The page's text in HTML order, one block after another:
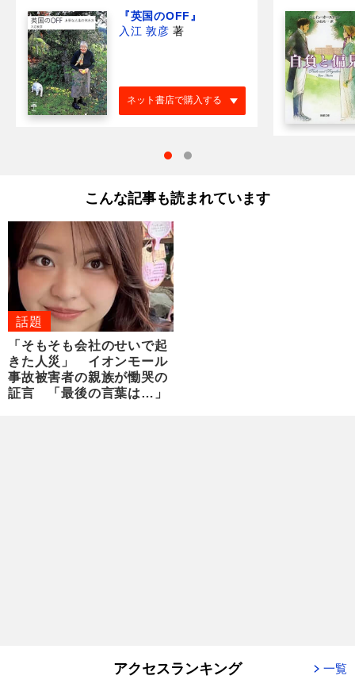
『英国のOFF』
入江 敦彦 著
ネット書店で購入する
こんな記事も読まれています
話題
「そもそも会社のせいで起
きた人災」 イオンモール
事故被害者の親族が慟哭の
証言 「最後の言葉は…」
アクセスランキング 一覧